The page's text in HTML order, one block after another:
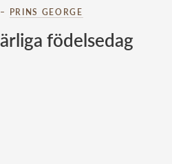
kungahuset
kungahuset
– PRINS GEORGE
födelsedag